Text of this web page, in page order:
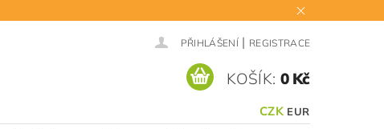
PŘIHLÁŠENÍ | REGISTRACE
CZK EUR
KOŠÍK: 0 Kč